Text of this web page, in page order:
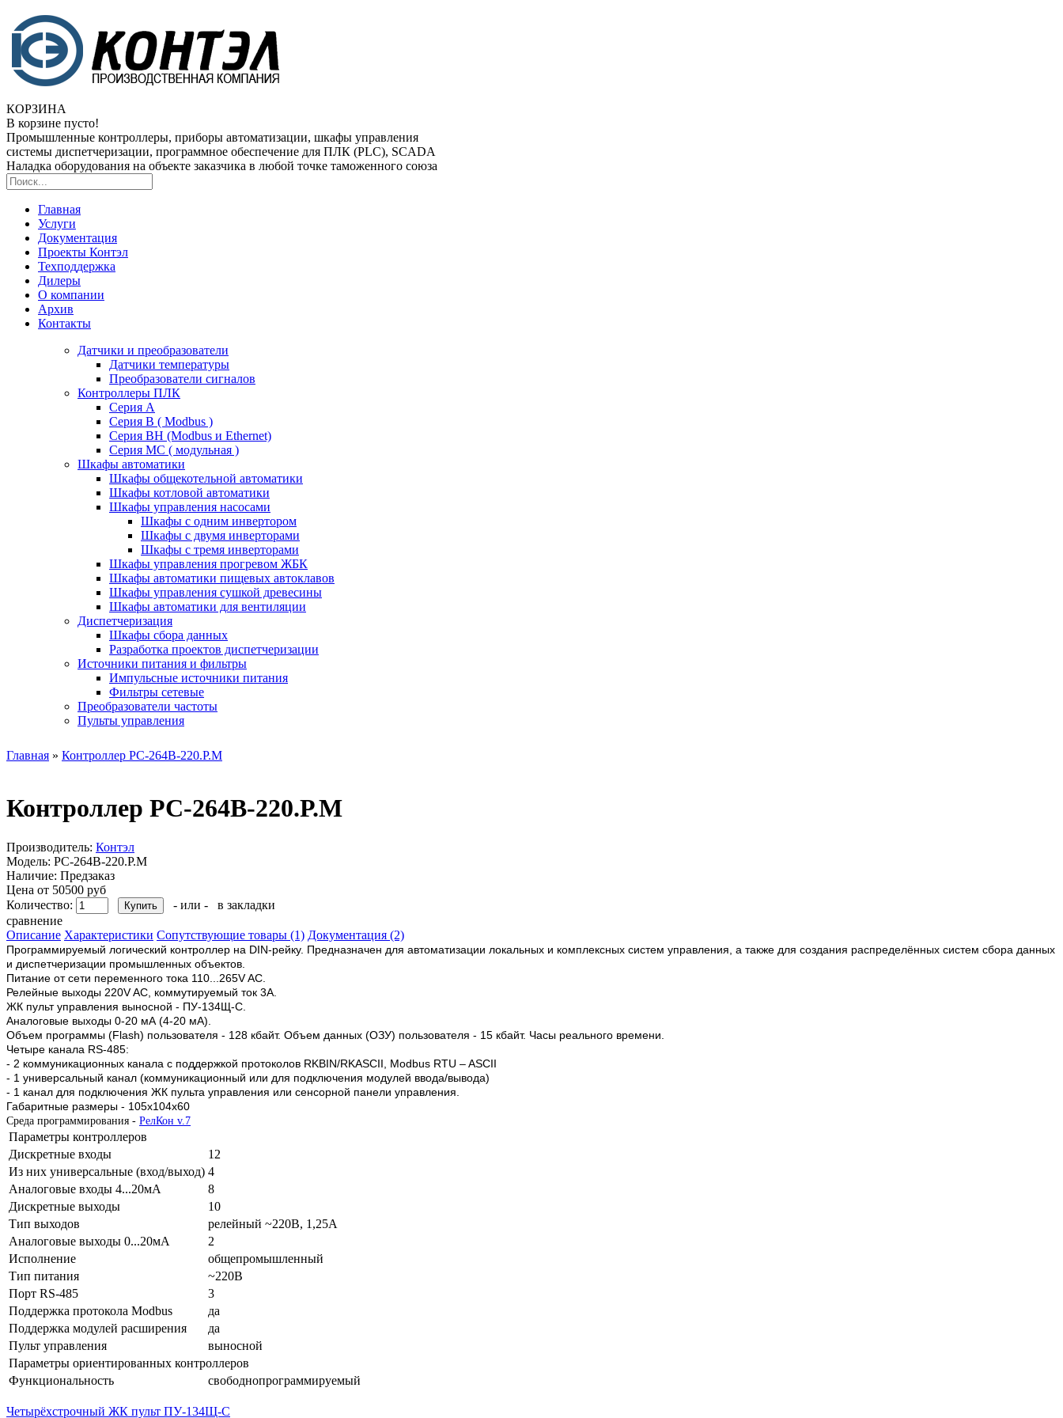
КОРЗИНА
В корзине пусто!
Промышленные контроллеры, приборы автоматизации, шкафы управления
системы диспетчеризации, программное обеспечение для ПЛК (PLC), SCADA
Наладка оборудования на объекте заказчика в любой точке таможенного союза
Главная
Услуги
Документация
Проекты Контэл
Техподдержка
Дилеры
О компании
Архив
Контакты
Датчики и преобразователи
Датчики температуры
Преобразователи сигналов
Контроллеры ПЛК
Серия A
Серия В ( Modbus )
Серия BH (Modbus и Ethernet)
Серия MC ( модульная )
Шкафы автоматики
Шкафы общекотельной автоматики
Шкафы котловой автоматики
Шкафы управления насосами
Шкафы с одним инвертором
Шкафы с двумя инверторами
Шкафы с тремя инверторами
Шкафы управления прогревом ЖБК
Шкафы автоматики пищевых автоклавов
Шкафы управления сушкой древесины
Шкафы автоматики для вентиляции
Диспетчеризация
Шкафы сбора данных
Разработка проектов диспетчеризации
Источники питания и фильтры
Импульсные источники питания
Фильтры сетевые
Преобразователи частоты
Пульты управления
Главная » Контроллер РС-264B-220.Р.М
Контроллер РС-264B-220.Р.М
Производитель: Контэл
Модель: РС-264B-220.Р.М
Наличие: Предзаказ
Цена от 50500 руб
Количество:
- или -
в закладки
сравнение
Описание Характеристики Сопутствующие товары (1) Документация (2)
Программируемый логический контроллер на DIN-рейку. Предназначен для автоматизации локальных и комплексных систем управления, а также для создания распределённых систем сбора данных
и диспетчеризации промышленных объектов.
Питание от сети переменного тока 110...265V AC.
Релейные выходы 220V AC, коммутируемый ток 3А.
ЖК пульт управления выносной - ПУ-134Щ-С.
Аналоговые выходы 0-20 мА (4-20 мА).
Объем программы (Flash) пользователя - 128 кбайт. Объем данных (ОЗУ) пользователя - 15 кбайт. Часы реального времени.
Четыре канала RS-485:
- 2 коммуникационных канала с поддержкой протоколов RKBIN/RKASCII, Modbus RTU – ASCII
- 1 универсальный канал (коммуникационный или для подключения модулей ввода/вывода)
- 1 канал для подключения ЖК пульта управления или сенсорной панели управления.
Габаритные размеры - 105х104х60
Среда программирования - РелКон v.7
Параметры контроллеров
Дискретные входы
12
Из них универсальные (вход/выход) 4
Аналоговые входы 4...20мА
8
Дискретные выходы
10
Тип выходов
релейный ~220В, 1,25А
Аналоговые выходы 0...20мА
2
Исполнение
общепромышленный
Тип питания
~220В
Порт RS-485
3
Поддержка протокола Modbus
да
Поддержка модулей расширения
да
Пульт управления
выносной
Параметры ориентированных контроллеров
Функциональность
свободнопрограммируемый
Четырёхстрочный ЖК пульт ПУ-134Щ-С